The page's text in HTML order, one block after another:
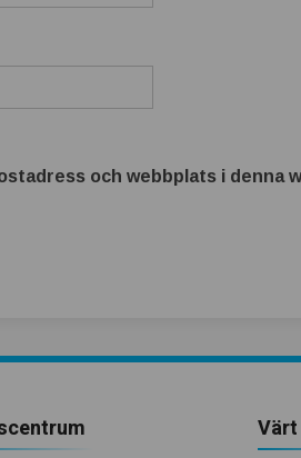
och webbplats i denna